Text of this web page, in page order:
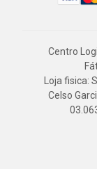
Centro
Loja fisica:
Celso